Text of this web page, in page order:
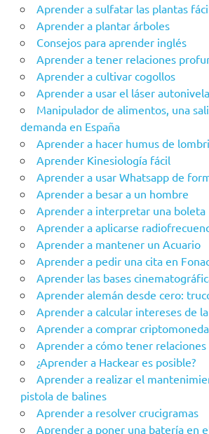
Aprender a sulfatar las plantas
Aprender a plantar árboles
Consejos para aprender inglés
Aprender a tener relaciones
Aprender a cultivar cogollos
Aprender a usar el láser
Manipulador de alimentos, una
demanda en España
Aprender a hacer humus de
Aprender Kinesiología fácil
Aprender a usar Whatsapp de
Aprender a besar a un hombre
Aprender a interpretar una boleta
Aprender a aplicarse
Aprender a mantener un Acuario
Aprender a pedir una cita en
Aprender las bases
Aprender alemán desde cero:
Aprender a calcular intereses de
Aprender a comprar
Aprender a cómo tener relaciones
¿Aprender a Hackear es posible?
Aprender a realizar el
pistola de balines
Aprender a resolver crucigramas
Aprender a poner una batería en